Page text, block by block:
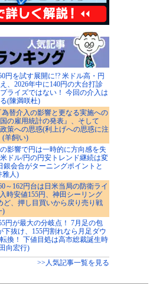
円を試す展開に!? 米ドル高・円
、2026年中に140円の大台打診
ライズではない！ 今回の介入は
(陳満咲杜)
為替介入の影響と更なる実施への
の雇用統計の発表』、そして
政策への思惑(利上げへの思惑に注
(羊飼い)
影響で円は一時的に方向感を失
ドル/円の円安トレンド継続は変
銀会合がターニングポイントと
雅人)
～162円台は日米当局の防衛ライ
時安値155円、神田シーリング
ど、押し目買いから戻り売り戦
)
円が最大の分岐点！ 7月足の包
下抜け、155円割れなら月足ダウ
換！ 下値目処は高市総裁誕生時
向宏行)
>>人気記事一覧を見る